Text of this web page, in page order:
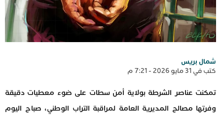
شمال بريس
كتب في 31 مايو 2026 - 7:21 م
تمكنت عناصر الشرطة بولاية أمن سطات على ضوء معطيات دقيقة
وفرتها مصالح المديرية العامة لمراقبة التراب الوطني، صباح اليوم